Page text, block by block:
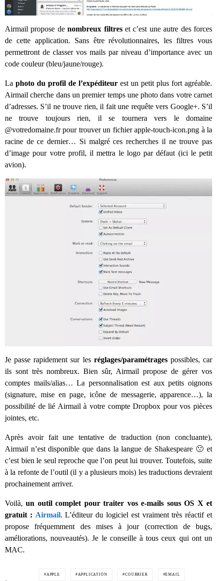
Airmail propose denombreux filtreset c’est une autre des forces
de cette application. Sans être révolutionnaires, les filtres vous
permettront de classer vos mails par niveau d’importance avec un
code couleur (bleu/jaune/rouge).
La photo du profil de l’expéditeur est un petit plus fort agréable.
Airmail cherche dans un premier temps une photo dans votre carnet
d’adresses. S’il ne trouve rien, il fait une requête vers Google+. S’il
ne trouve toujours rien, il se tournera vers le domaine
@votredomaine.fr pour trouver un fichier apple-touch-icon.png à la
racine de ce dernier… Si malgré ces recherches il ne trouve pas
d’image pour votre profil, il mettra le logo par défaut (ici le petit
avion).
Je passe rapidement sur les réglages/paramétragespossibles, car
ils sont très nombreux. Bien sûr, Airmail propose de gérer vos
comptes mails/alias… La personnalisation est aux petits oignons
(signature, mise en page, icône de messagerie, apparence…), la
possibilité de lié Airmail à votre compte Dropbox pour vos pièces
jointes, etc.
Après avoir fait une tentative de traduction (non concluante),
Airmail n’est disponible que dans la langue de Shakespeare 🙁 et
c’est bien le seul reproche que l’on peut lui trouver. Toutefois, suite
à la refonte de l’outil (il y a plusieurs mois) les traductions devraient
prochainement arriver.
Voilà,un outil complet pour traiter vos e-mails sous OS X et
gratuit : Airmail. L’éditeur du logiciel est vraiment très réactif et
propose fréquemment des mises à jour (correction de bugs,
améliorations, nouveautés). Je le conseille à tous ceux qui ont un
MAC.
APPLE APPLICATION COURRIER EMAIL